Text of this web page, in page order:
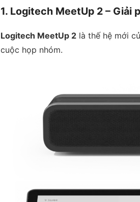
1. Logitech MeetUp 2 – Giải
Logitech MeetUp 2 là thế hệ mới
cuộc họp nhóm.